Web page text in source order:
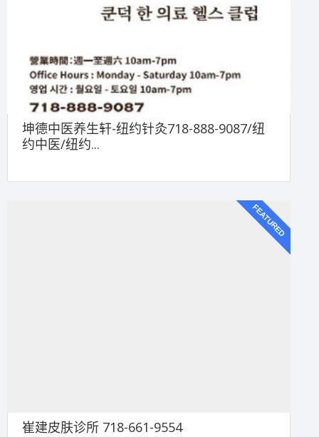
坤德中医养生轩-纽约针灸718-888-9087/纽
约中医/纽约...
FEATURED
崔建皮肤诊所 718-661-9554